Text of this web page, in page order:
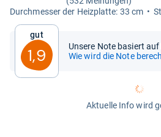
Durch­mes­ser der Heiz­platte: 33 cm
Gut
1,9
Unsere Note basiert
Wie wird die Note
Aktuelle Info wird